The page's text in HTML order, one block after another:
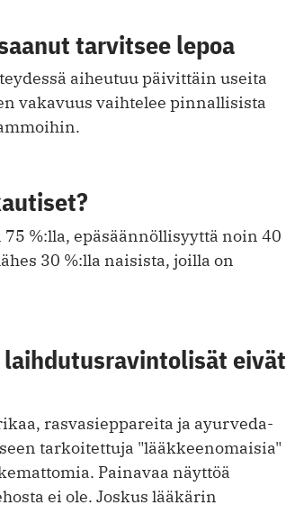
tarvitsee lepoa
aiheutuu päivittäin useita
vakavuus vaihtelee pinnallisista
%:lla, epäsäännöllisyyttä noin 40
30 %:lla naisista, joilla on
laihdutusravintolisät eivät
rasvasieppareita ja ayurveda-
tarkoitettuja "lääkkeenomaisia"
Painavaa näyttöä
ei ole. Joskus lääkärin